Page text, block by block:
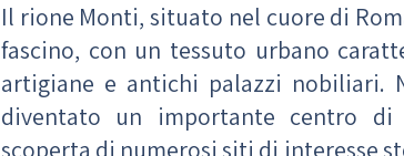
Il rione Monti, situato nel cuore di
fascino, con un tessuto urbano
artigiane e antichi palazzi
diventato un importante centro di
scoperta di numerosi siti di interesse